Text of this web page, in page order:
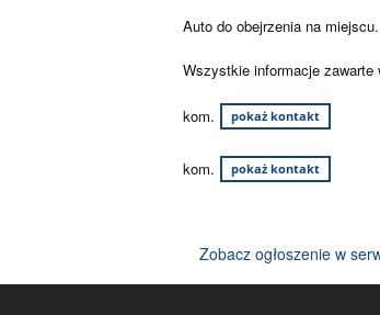
Auto do obejrzenia na miejscu.
Wszystkie informacje zawarte
kom. pokaż kontakt
kom. pokaż kontakt
Zobacz ogłoszenie w